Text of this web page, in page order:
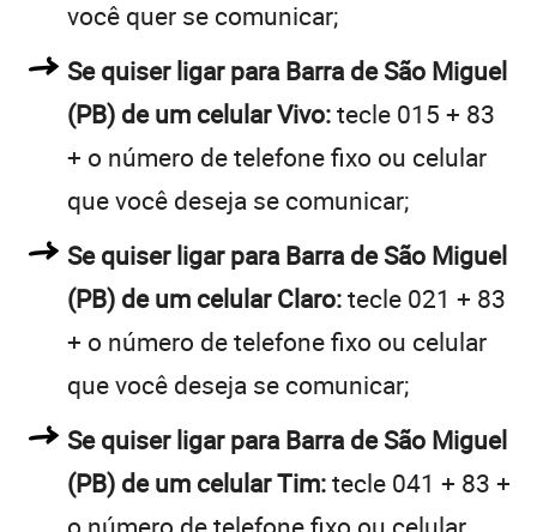
você quer se comunicar;
Se quiser ligar para Barra de São Miguel
(PB) de um celular Vivo:tecle 015 + 83
+ o número de telefone fixo ou celular
que você deseja se comunicar;
Se quiser ligar para Barra de São Miguel
(PB) de um celular Claro:tecle 021 + 83
+ o número de telefone fixo ou celular
que você deseja se comunicar;
Se quiser ligar para Barra de São Miguel
(PB) de um celular Tim:tecle 041 + 83 +